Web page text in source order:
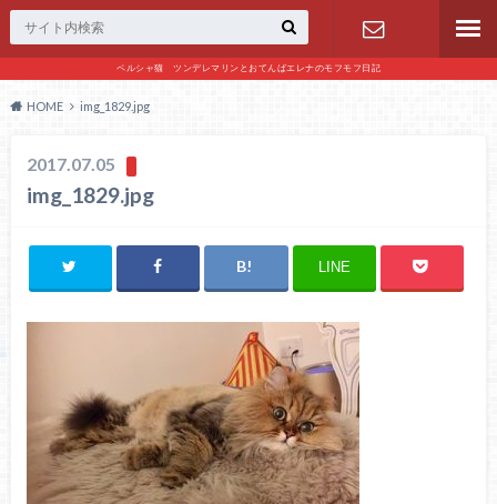
ペルシャ猫 ツンデレマリンとおてんばエレナのモフモフ日記
お問い合わ
HOME img_1829.jpg
2017.07.05
img_1829.jpg
LINE